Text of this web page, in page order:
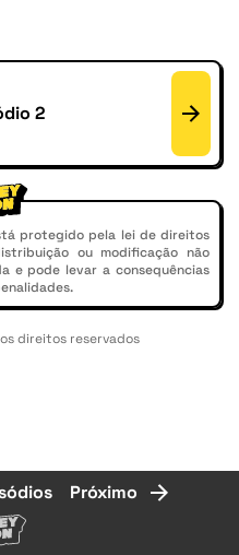
2
protegido pela lei de direitos
ou modificação não
e pode levar a consequências
direitos reservados
Próximo